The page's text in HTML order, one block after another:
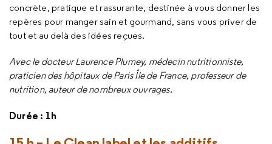
concrète, pratique et rassurante, destinée à vous donner les
repères pour manger sain et gourmand, sans vous priver de
tout et au delà des idées reçues.
Avec le docteur Laurence Plumey, médecin nutritionniste,
praticien des hôpitaux de Paris Île de France, professeur de
nutrition, auteur de nombreux ouvrages.
Durée : 1h